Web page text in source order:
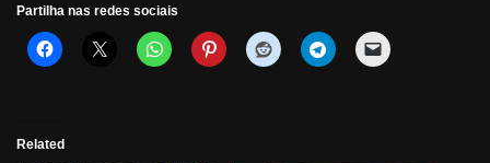
Partilha nas redes sociais
Related